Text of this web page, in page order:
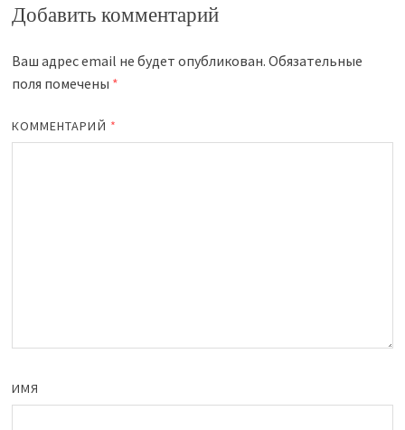
Добавить комментарий
Ваш адрес email не будет опубликован. Обязательные
поля помечены *
КОММЕНТАРИЙ *
ИМЯ